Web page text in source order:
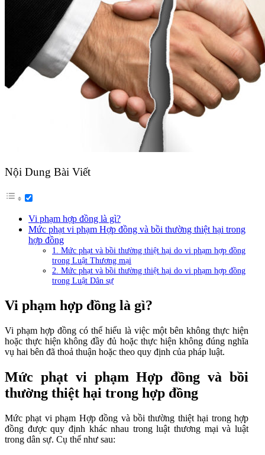
Nội Dung Bài Viết
Vi phạm hợp đồng là gì?
Mức phạt vi phạm Hợp đồng và bồi thường thiệt hại trong
hợp đồng
1. Mức phạt và bồi thường thiệt hại do vi phạm hợp đồng
trong Luật Thương mại
2. Mức phạt và bồi thường thiệt hại do vi phạm hợp đồng
trong Luật Dân sự
Vi phạm hợp đồng là gì?
Vi phạm hợp đồng có thể hiểu là việc một bên không thực hiện
hoặc thực hiện không đầy đủ hoặc thực hiện không đúng nghĩa
vụ hai bên đã thoả thuận hoặc theo quy định của pháp luật.
Mức phạt vi phạm Hợp đồng và bồi
thường thiệt hại trong hợp đồng
Mức phạt vi phạm Hợp đồng và bồi thường thiệt hại trong hợp
đồng được quy định khác nhau trong luật thương mại và luật
trong dân sự. Cụ thể như sau: